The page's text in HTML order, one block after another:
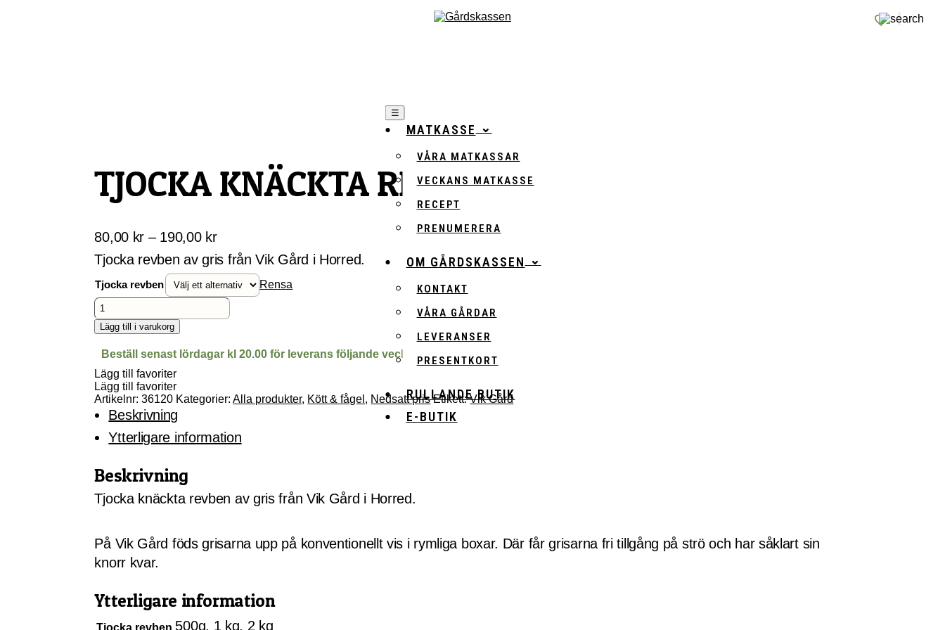
☰
MATKASSE
VÅRA MATKASSAR
VECKANS MATKASSE
RECEPT
PRENUMERERA
OM GÅRDSKASSEN
KONTAKT
VÅRA GÅRDAR
LEVERANSER
PRESENTKORT
RULLANDE BUTIK
E-BUTIK
TJOCKA KNÄCKTA REVBEN
80,00 kr – 190,00 krPrisintervall:
80,00 kr
till
190,00 kr
Tjocka revben av gris från Vik Gård i Horred.
Tjocka revben
Rensa
Tjocka
knäckta
revben
Lägg till i varukorg
Beställ senast lördagar kl 20.00 för leverans följande vecka
Lägg till favoriter
Lägg till favoriter
Artikelnr:36120 Kategorier:Alla produkter, Kött & fågel , Nedsatt pris Etikett:Vik Gård
Beskrivning
Ytterligare information
Beskrivning
Tjocka knäckta revben av gris från Vik Gård i Horred.
På Vik Gård föds grisarna upp på konventionellt vis i rymliga boxar. Där får grisarna fri tillgång på strö och har såklart sin
knorr kvar.
Ytterligare information
Tjocka revben 500g, 1 kg, 2 kg